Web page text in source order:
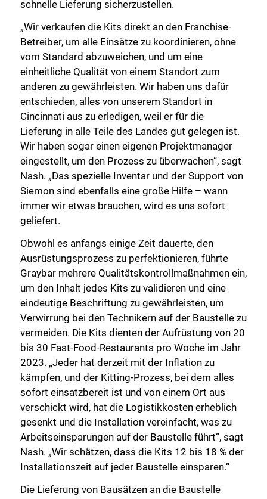
schnelle Lieferung sicherzustellen.
„Wir verkaufen die Kits direkt an den Franchise-
Betreiber, um alle Einsätze zu koordinieren, ohne
vom Standard abzuweichen, und um eine
einheitliche Qualität von einem Standort zum
anderen zu gewährleisten. Wir haben uns dafür
entschieden, alles von unserem Standort in
Cincinnati aus zu erledigen, weil er für die
Lieferung in alle Teile des Landes gut gelegen ist.
Wir haben sogar einen eigenen Projektmanager
eingestellt, um den Prozess zu überwachen“, sagt
Nash. „Das spezielle Inventar und der Support von
Siemon sind ebenfalls eine große Hilfe – wann
immer wir etwas brauchen, wird es uns sofort
geliefert.
Obwohl es anfangs einige Zeit dauerte, den
Ausrüstungsprozess zu perfektionieren, führte
Graybar mehrere Qualitätskontrollmaßnahmen ein,
um den Inhalt jedes Kits zu validieren und eine
eindeutige Beschriftung zu gewährleisten, um
Verwirrung bei den Technikern auf der Baustelle zu
vermeiden. Die Kits dienten der Aufrüstung von 20
bis 30 Fast-Food-Restaurants pro Woche im Jahr
2023. „Jeder hat derzeit mit der Inflation zu
kämpfen, und der Kitting-Prozess, bei dem alles
sofort einsatzbereit ist und von einem Ort aus
verschickt wird, hat die Logistikkosten erheblich
gesenkt und die Installation vereinfacht, was zu
Arbeitseinsparungen auf der Baustelle führt“, sagt
Nash. „Wir schätzen, dass die Kits 12 bis 18 % der
Installationszeit auf jeder Baustelle einsparen.“
Die Lieferung von Bausätzen an die Baustelle